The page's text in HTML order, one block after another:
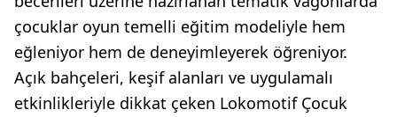
çocuklar oyun temelli eğitim modeliyle hem
eğleniyor hem de deneyimleyerek öğreniyor.
Açık bahçeleri, keşif alanları ve uygulamalı
etkinlikleriyle dikkat çeken Lokomotif Çocuk